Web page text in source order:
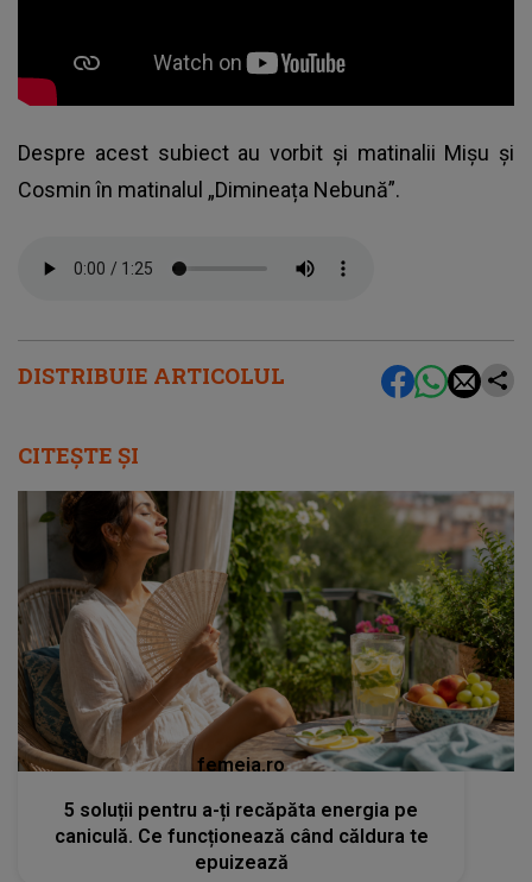
DISTRIBUIE ARTICOLUL
Despre acest subiect au vorbit și matinalii Mișu și
Cosmin în matinalul „Dimineața Nebună”.
CITEȘTE ȘI
femeia.ro
5 soluții pentru a-ți recăpăta energia pe
caniculă. Ce funcționează când căldura te
epuizează